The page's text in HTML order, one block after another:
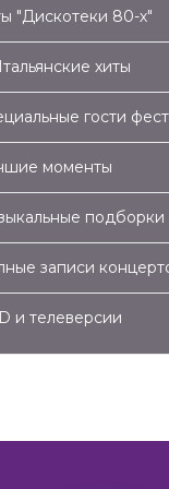
Gloria Gaynor –
"Дискотеки 80-х"
хиты
гости
моменты
подборки
записи
и телеверсии